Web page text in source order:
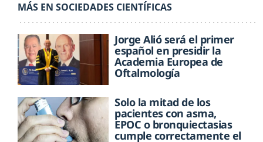
MÁS EN SOCIEDADES CIENTÍFICAS
Jorge Alió será el primer
español en presidir la
Academia Europea de
Oftalmología
Solo la mitad de los
pacientes con asma,
EPOC o bronquiectasias
cumple correctamente el